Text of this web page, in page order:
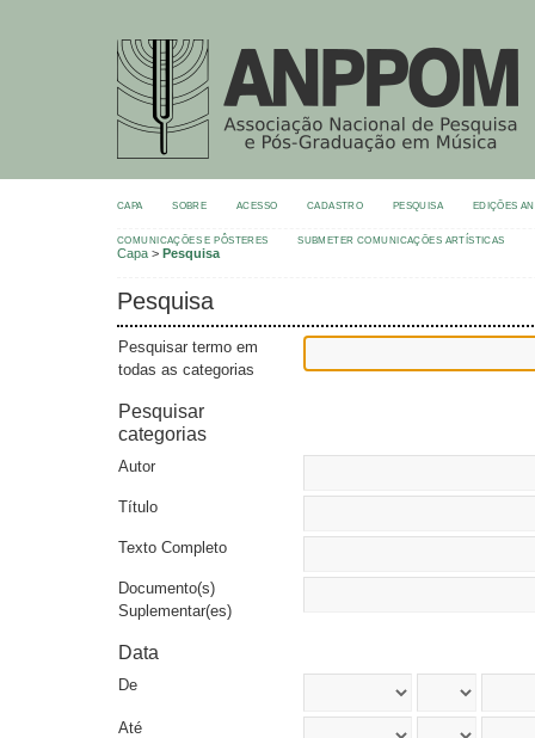
CAPA SOBRE ACESSO CADASTRO PESQUISA EDIÇÕES
COMUNICAÇÕES E PÔSTERES SUBMETER COMUNICAÇÕES ARTÍSTICAS
Capa > Pesquisa
Pesquisa
Pesquisar termo em
todas as categorias
Pesquisar
categorias
Autor
Título
Texto Completo
Documento(s)
Suplementar(es)
Data
De
Até